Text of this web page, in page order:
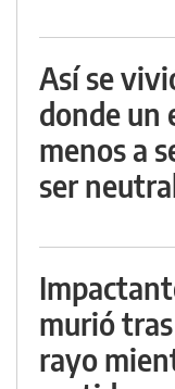
Así se
donde un
menos a
ser
murió
rayo